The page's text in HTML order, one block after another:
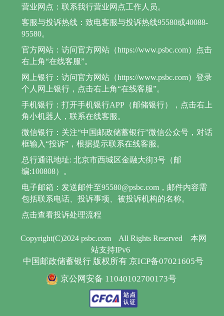
Copyright(C)2024 psbc.com All Rights Reserved
本网
站支持IPv6
中国邮政储蓄银行 版权所有 京ICP备07021605号
京公网安备 11040102700173号
营业网点：联系我行营业网点工作人员。
客服与投诉热线：致电客服与投诉热线95580或40088-
95580。
官方网站：访问官方网站（https://www.psbc.com）点击
右上角“在线客服”。
网上银行：访问官方网站（https://www.psbc.com）登录
个人网上银行，点击右上角“在线客服”。
手机银行：打开手机银行APP（邮储银行），点击右上
角小机器人，联系在线客服。
微信银行：关注“中国邮政储蓄银行”微信公众号，对话
框输入“投诉”，根据提示联系在线客服。
总行通讯地址: 北京市西城区金融大街3号（邮
编:100808）。
电子邮箱：发送邮件至95580@psbc.com，邮件内容需
包括联系电话、投诉事项、被投诉机构的名称。
点击查看投诉处理流程